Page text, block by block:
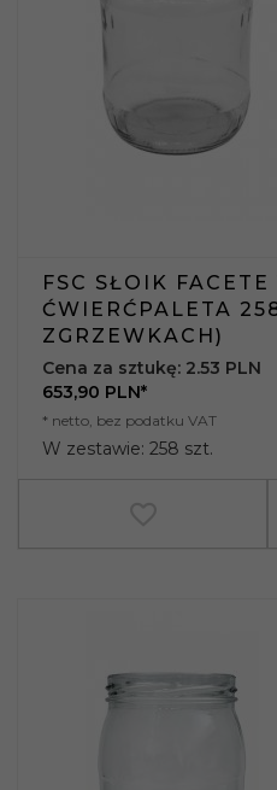
FSC SŁOIK
ĆWIERĆPALETA
ZGRZEWKACH)
653,90 PLN*
* netto, bez podatku VAT
W zestawie: 258 szt.
Cena za sztukę: 2.53 PLN